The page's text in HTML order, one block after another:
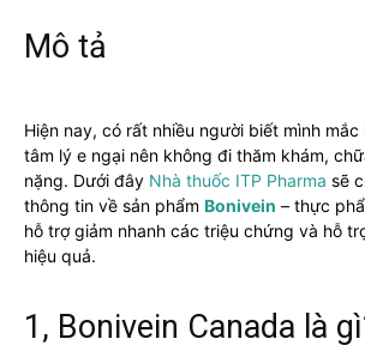
số
Mô tả
Hiện nay, có rất nhiều người biết mình
tâm lý e ngại nên không đi thăm khám,
nặng. Dưới đây Nhà thuốc ITP Pharma sẽ
thông tin về sản phẩm Bonivein – thực
hỗ trợ giảm nhanh các triệu chứng và hỗ
hiệu quả.
1, Bonivein Canada là